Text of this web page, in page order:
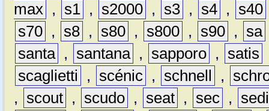
max , s1 , s2000 , s3 , s4 , s40
s70 , s8 , s80 , s800 , s90 , sa
santa , santana , sapporo , satis
scaglietti
, scénic , schnell ,
,
scout , scudo , seat , sec ,